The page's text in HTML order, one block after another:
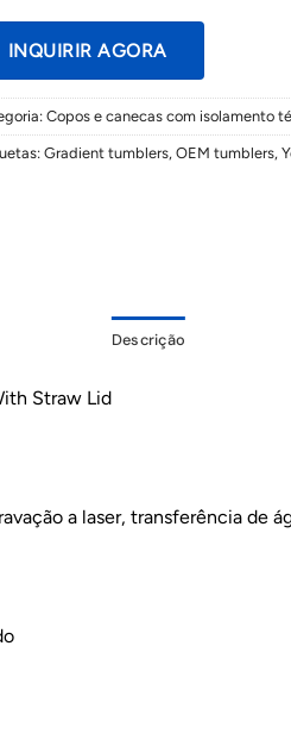
INQUIRIR AGORA
Copos e canecas com isolamento
Gradient tumblers, OEM tumblers,
Descrição
Straw Lid
a laser, transferência de